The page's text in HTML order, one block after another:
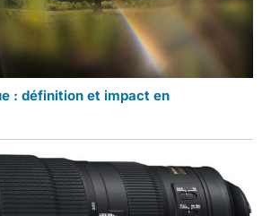
: définition et impact en